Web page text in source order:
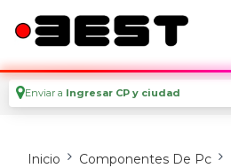
Enviar a Ingresar CP y ciudad
Inicio Componentes De Pc